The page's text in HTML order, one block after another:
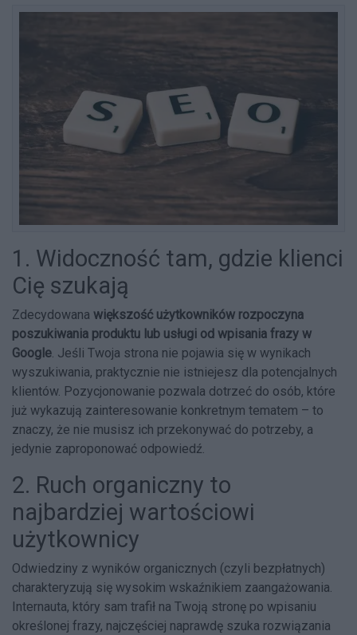
1. Widoczność tam, gdzie klienci
Cię szukają
Zdecydowana większość użytkowników rozpoczyna
poszukiwania produktu lub usługi od wpisania frazy w
Google . Jeśli Twoja strona nie pojawia się w wynikach
wyszukiwania, praktycznie nie istniejesz dla potencjalnych
klientów. Pozycjonowanie pozwala dotrzeć do osób, które
już wykazują zainteresowanie konkretnym tematem – to
znaczy, że nie musisz ich przekonywać do potrzeby, a
jedynie zaproponować odpowiedź.
2. Ruch organiczny to
najbardziej wartościowi
użytkownicy
Odwiedziny z wyników organicznych (czyli bezpłatnych)
charakteryzują się wysokim wskaźnikiem zaangażowania.
Internauta, który sam trafił na Twoją stronę po wpisaniu
określonej frazy, najczęściej naprawdę szuka rozwiązania